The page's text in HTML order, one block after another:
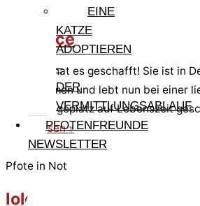
EINE
KATZE
ADOPTIEREN
–
DER
VERMITTLUNGSABLAUF
PFOTENFREUNDE
NEWSLETTER
Cleonice
Cleonice hat es geschafft! Sie ist in
angekommen und lebt nun bei einer
einen Pflegeplatz auf Lebenszeit
weiterlesen »
Pfote in Not
Iole